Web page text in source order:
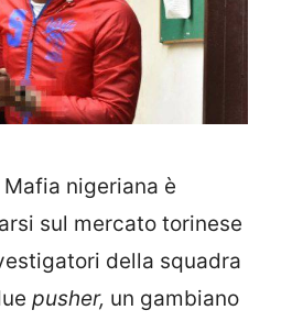
Mafia nigeriana è
sul mercato torinese
della squadra
pusher, un gambiano